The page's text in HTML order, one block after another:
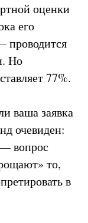
оценки
его
проводится
Но
77%.
ваша заявка
очевиден:
вопрос
то,
в